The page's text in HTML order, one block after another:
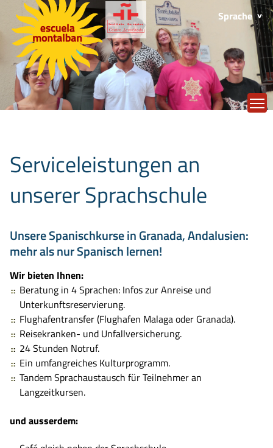
Sprache
Serviceleistungen an
unserer Sprachschule
Unsere Spanischkurse in Granada, Andalusien:
mehr als nur Spanisch lernen!
Wir bieten Ihnen:
Beratung in 4 Sprachen: Infos zur Anreise und
Unterkunftsreservierung.
Flughafentransfer (Flughafen Malaga oder Granada).
Reisekranken- und Unfallversicherung.
24 Stunden Notruf.
Ein umfangreiches Kulturprogramm.
Tandem Sprachaustausch für Teilnehmer an
Langzeitkursen.
und ausserdem: